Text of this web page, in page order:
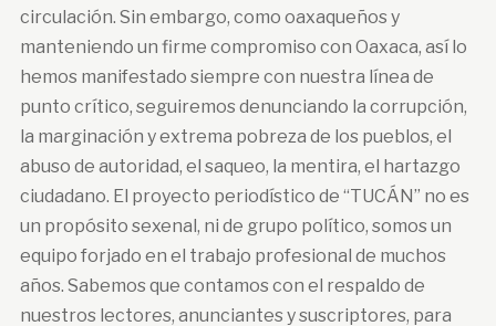
circulación. Sin embargo, como oaxaqueños y
manteniendo un firme compromiso con Oaxaca, así lo
hemos manifestado siempre con nuestra línea de
punto crítico, seguiremos denunciando la corrupción,
la marginación y extrema pobreza de los pueblos, el
abuso de autoridad, el saqueo, la mentira, el hartazgo
ciudadano. El proyecto periodístico de “TUCÁN” no es
un propósito sexenal, ni de grupo político, somos un
equipo forjado en el trabajo profesional de muchos
años. Sabemos que contamos con el respaldo de
nuestros lectores, anunciantes y suscriptores, para